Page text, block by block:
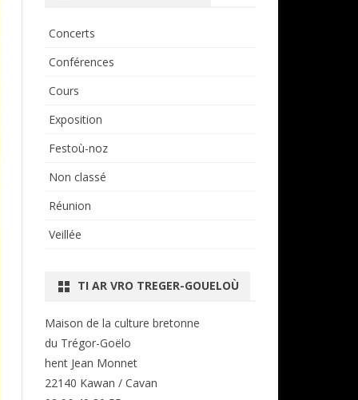
Concerts
Conférences
Cours
Exposition
Festoù-noz
Non classé
Réunion
Veillée
TI AR VRO TREGER-GOUELOÙ
Maison de la culture bretonne
du Trégor-Goëlo
hent Jean Monnet
22140 Kawan / Cavan